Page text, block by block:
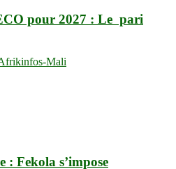
pour 2027 : Le pari
Mali
Fekola s’impose